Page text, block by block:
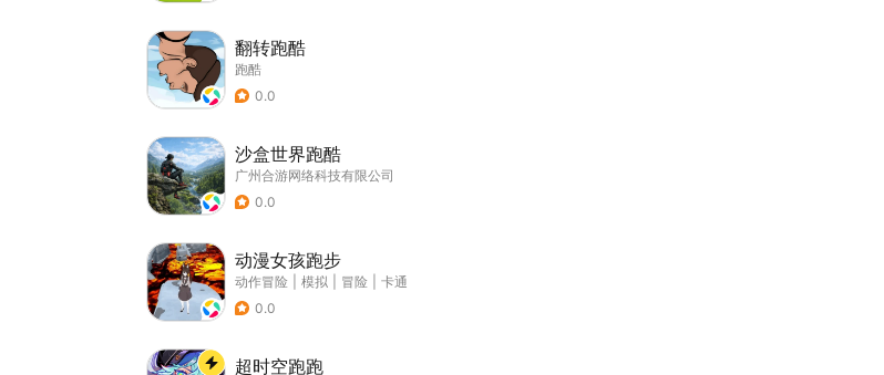
翻转跑酷
跑酷
0.0
沙盒世界跑酷
广州合游网络科技有限公司
0.0
动漫女孩跑步
动作冒险 模拟 冒险
卡通
0.0
超时空跑跑